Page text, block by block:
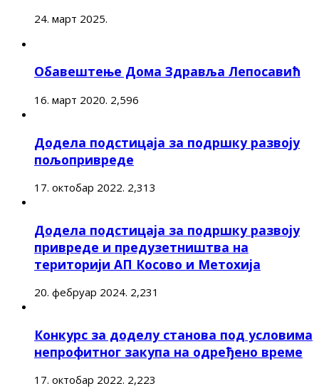
24. март 2025.
Обавештење Дома Здравља Лепосавић
16. март 2020. 2,596
Додела подстицаја за подршку развоју
пољопривреде
17. октобар 2022. 2,313
Додела подстицаја за подршку развоју
привреде и предузетништва на
територији АП Косово и Метохија
20. фебруар 2024. 2,231
Конкурс за доделу станова под условима
непрофитног закупа на одређено време
17. октобар 2022. 2,223